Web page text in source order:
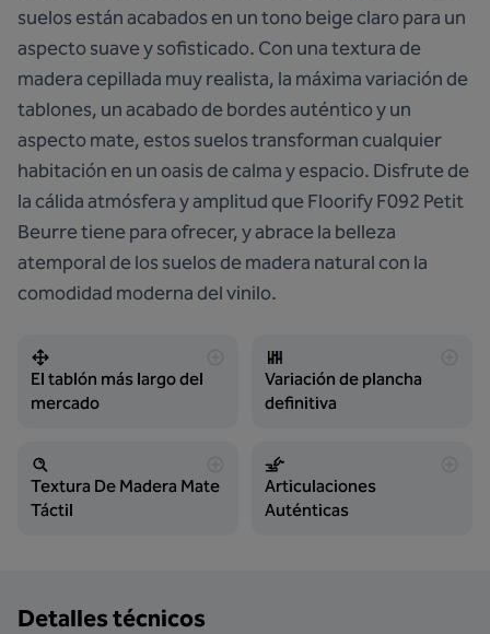
suelos están acabados en un tono beige claro para un
aspecto suave y sofisticado. Con una textura de
madera cepillada muy realista, la máxima variación de
tablones, un acabado de bordes auténtico y un
aspecto mate, estos suelos transforman cualquier
habitación en un oasis de calma y espacio. Disfrute de
la cálida atmósfera y amplitud que Floorify F092 Petit
Beurre tiene para ofrecer, y abrace la belleza
atemporal de los suelos de madera natural con la
comodidad moderna del vinilo.
El tablón más largo del
mercado
Variación de plancha
definitiva
Textura De Madera Mate
Táctil
Articulaciones
Auténticas
Detalles técnicos